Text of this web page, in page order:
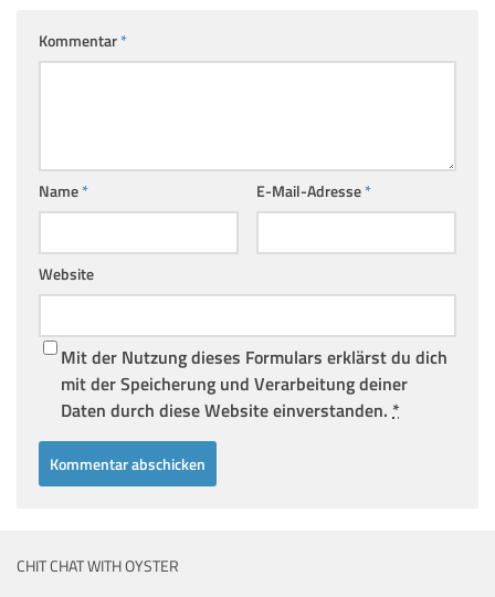
Kommentar*
Name* E-Mail-Adresse*
Website
Mit der Nutzung dieses Formulars erklärst du dich
mit der Speicherung und Verarbeitung deiner
Daten durch diese Website einverstanden. *
CHIT CHAT WITH OYSTER